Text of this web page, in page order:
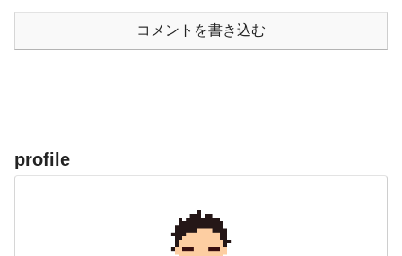
コメントを書き込む
profile